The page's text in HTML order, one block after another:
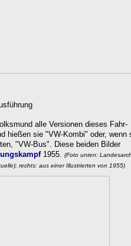
alle Versionen dieses Fahr-
hießen sie "VW-Kombi" oder, wenn
"VW-Bus". Diese beiden Bilder
1955. (Foto unten:
rechts: aus einer Illustrierten von 1955)